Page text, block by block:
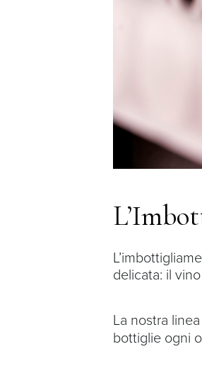
delicata: il
La nostra
bottiglie ogni